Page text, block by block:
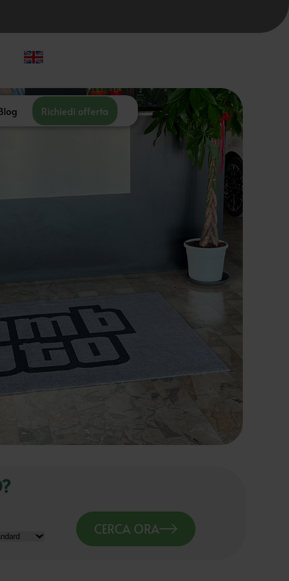
Richiedi offerta
CERCA ORA